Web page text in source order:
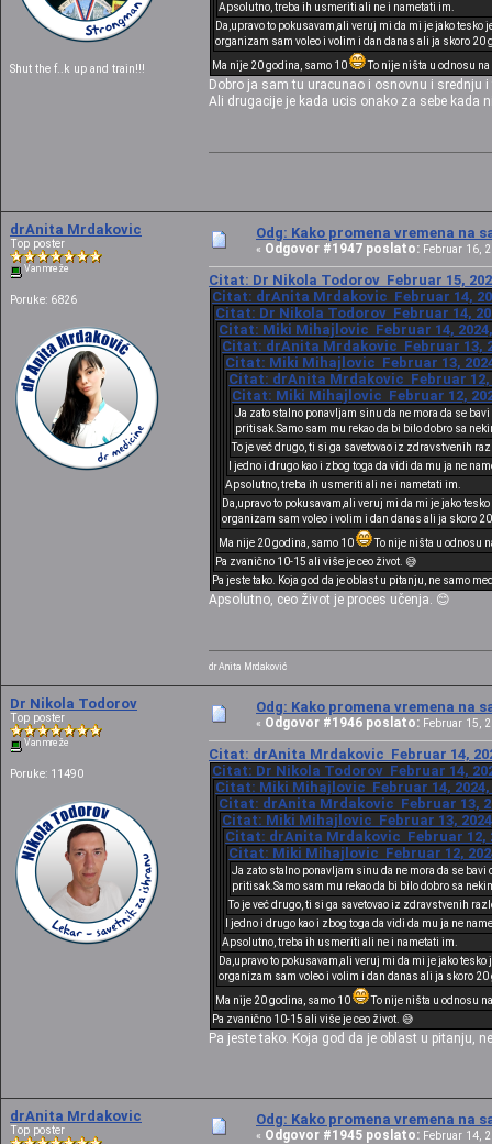
Shut the f..k up and train!!!
Apsolutno, treba ih usmeriti ali ne i nametati im.
Da,upravo to pokusavam,ali veruj mi da mi je jako
organizam sam voleo i volim i dan danas ali ja skoro
Ma nije 20 godina, samo 10
To nije ništa u odnosu
Dobro ja sam tu uracunao i osnovnu i srednju
Ali drugacije je kada ucis onako za sebe kada
drAnita Mrdakovic
Top poster
Van mreže
Poruke: 6826
Odg: Kako promena vremena na
« Odgovor #1947 poslato: Februar 16,
Citat: Dr Nikola Todorov Februar 15,
Citat: drAnita Mrdakovic Februar 14,
Citat: Dr Nikola Todorov Februar 14,
Citat: Miki Mihajlovic Februar 14, 2024,
Citat: drAnita Mrdakovic Februar 13,
Citat: Miki Mihajlovic Februar 13,
Citat: drAnita Mrdakovic Februar 12,
Citat: Miki Mihajlovic Februar 12,
Ja zato stalno ponavljam sinu da ne mora da se
pritisak.Samo sam mu rekao da bi bilo dobro sa
To je već drugo, ti si ga savetovao iz zdravstvenih
I jedno i drugo kao i zbog toga da vidi da mu ja ne
Apsolutno, treba ih usmeriti ali ne i nametati im.
Da,upravo to pokusavam,ali veruj mi da mi je jako
organizam sam voleo i volim i dan danas ali ja skoro
Ma nije 20 godina, samo 10
To nije ništa u odnosu
Pa zvanično 10-15 ali više je ceo život. 😅
Pa jeste tako. Koja god da je oblast u pitanju, ne samo
Apsolutno, ceo život je proces učenja. 😊
dr Anita Mrdaković
Dr Nikola Todorov
Top poster
Van mreže
Poruke: 11490
Odg: Kako promena vremena na
« Odgovor #1946 poslato: Februar 15,
Citat: drAnita Mrdakovic Februar 14,
Citat: Dr Nikola Todorov Februar 14,
Citat: Miki Mihajlovic Februar 14, 2024,
Citat: drAnita Mrdakovic Februar 13,
Citat: Miki Mihajlovic Februar 13,
Citat: drAnita Mrdakovic Februar 12,
Citat: Miki Mihajlovic Februar 12,
Ja zato stalno ponavljam sinu da ne mora da se
pritisak.Samo sam mu rekao da bi bilo dobro sa
To je već drugo, ti si ga savetovao iz zdravstvenih
I jedno i drugo kao i zbog toga da vidi da mu ja ne
Apsolutno, treba ih usmeriti ali ne i nametati im.
Da,upravo to pokusavam,ali veruj mi da mi je jako
organizam sam voleo i volim i dan danas ali ja skoro
Ma nije 20 godina, samo 10
To nije ništa u odnosu
Pa zvanično 10-15 ali više je ceo život. 😅
Pa jeste tako. Koja god da je oblast u pitanju,
drAnita Mrdakovic
Top poster
Odg: Kako promena vremena na
« Odgovor #1945 poslato: Februar 14,